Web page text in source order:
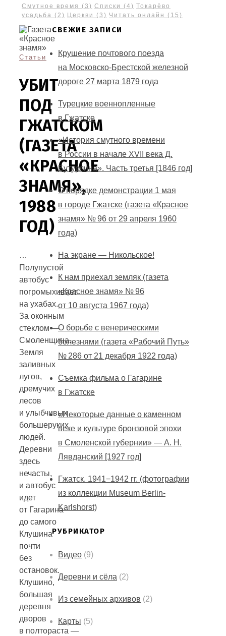
Смутное время
(3) Списки (4) Токарёво
усадьба (2) Церкви (3) Читать онлайн (15)
Статьи
УБИТ
ПОД
ГЖАТСКОМ
(ГАЗЕТА
«КРАСНОЕ
ЗНАМЯ»,
1988
ГОД)
…
Полупустой
автобус
погромыхивает
на ухабах.
За оконным
стеклом —
Смоленщина.
Земля
заливных
лугов,
дремучих
лесов
и улыбчивых
большеруких
людей.
Деревни
здесь
нечасты,
и автобус
идет
от Гагарина
до самого
Клушина
почти
без
остановок.
Клушино,
большая
деревня
дворов
в полтораста —
СВЕЖИЕ ЗАПИСИ
Крушение почтового поезда
на Московско-Брестской железной
дороге 27 марта 1879 года
Турецкие военнопленные
в Гжатске
«История смутного времени
в России в начале XVII века Д.
Бутурлина». Часть третья [1846 год]
О порядке демонстрации 1 мая
в городе Гжатске (газета «Красное
знамя» № 96 от 29 апреля 1960
года)
На экране — Никольское!
К нам приехал земляк (газета
«Красное знамя» № 96
от 10 августа 1967 года)
О борьбе с венерическими
болезнями (газета «Рабочий Путь»
№ 286 от 21 декабря 1922 года)
Съемка фильма о Гагарине
в Гжатске
«Некоторые данные о каменном
веке и культуре бронзовой эпохи
в Смоленской губернии» — А. Н.
Лявданский [1927 год]
Гжатск. 1941−1942 гг. (фотографии
из коллекции Museum Berlin-
Karlshorst)
РУБРИКАТОР
Видео (9)
Деревни и сёла (2)
Из семейных архивов (2)
Карты (5)